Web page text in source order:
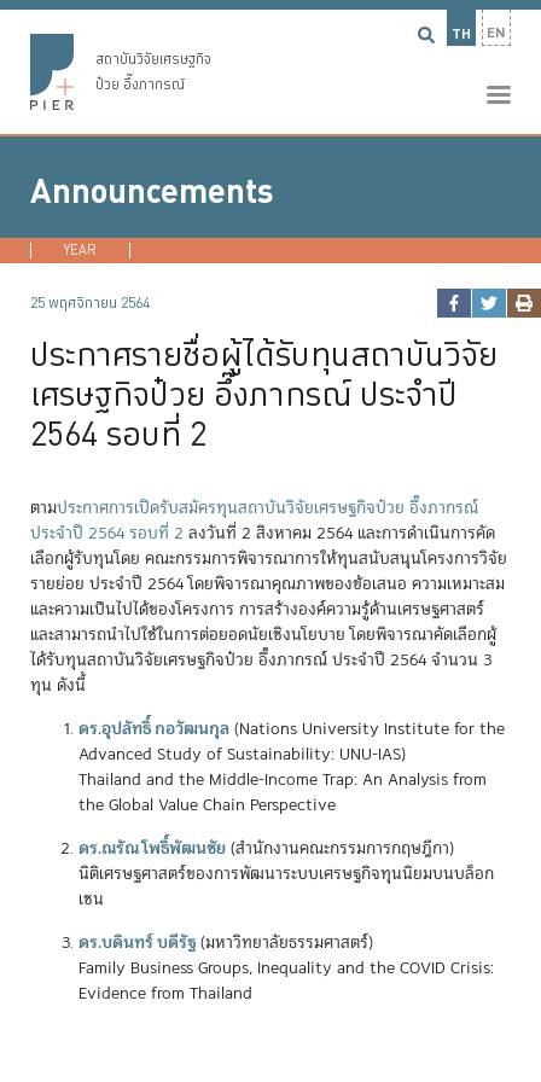
TH EN
สถาบันวิจัยเศรษฐกิจ
ป๋วย อึ๊งภากรณ์
Announcements
YEAR
25 พฤศจิกายน 2564
ประกาศรายชื่อผู้ได้รับทุนสถาบันวิจัย
เศรษฐกิจป๋วย อึ๊งภากรณ์ ประจำปี
2564 รอบที่ 2
ตามประกาศการเปิดรับสมัครทุนสถาบันวิจัยเศรษฐกิจป๋วย อึ๊งภากรณ์
ประจำปี 2564 รอบที่ 2 ลงวันที่ 2 สิงหาคม 2564 และการดำเนินการคัด
เลือกผู้รับทุนโดย คณะกรรมการพิจารณาการให้ทุนสนับสนุนโครงการวิจัย
รายย่อย ประจำปี 2564 โดยพิจารณาคุณภาพของข้อเสนอ ความเหมาะสม
และความเป็นไปได้ของโครงการ การสร้างองค์ความรู้ด้านเศรษฐศาสตร์
และสามารถนำไปใช้ในการต่อยอดนัยเชิงนโยบาย โดยพิจารณาคัดเลือกผู้
ได้รับทุนสถาบันวิจัยเศรษฐกิจป๋วย อึ๊งภากรณ์ ประจำปี 2564 จำนวน 3
ทุน ดังนี้
ดร.อุปลัทธิ์ กอวัฒนกุล(Nations University Institute for the
Advanced Study of Sustainability: UNU-IAS)
Thailand and the Middle-Income Trap: An Analysis from
the Global Value Chain Perspective
ดร.ณรัณ โพธิ์พัฒนชัย(สำนักงานคณะกรรมการกฤษฎีกา)
นิติเศรษฐศาสตร์ของการพัฒนาระบบเศรษฐกิจทุนนิยมบนบล็อก
เชน
ดร.บดินทร์ บดีรัฐ(มหาวิทยาลัยธรรมศาสตร์)
Family Business Groups, Inequality and the COVID Crisis:
Evidence from Thailand